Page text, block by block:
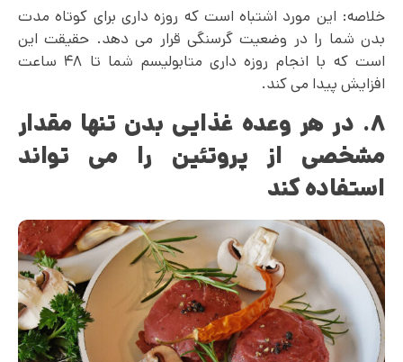
خلاصه: این مورد اشتباه است که روزه داری برای کوتاه مدت
بدن شما را در وضعیت گرسنگی قرار می‌ دهد. حقیقت این
است که با انجام روزه داری متابولیسم شما تا ۴۸ ساعت
افزایش پیدا می کند.
۸. در هر وعده غذایی بدن تنها مقدار
مشخصی از پروتئین را می تواند
استفاده کند